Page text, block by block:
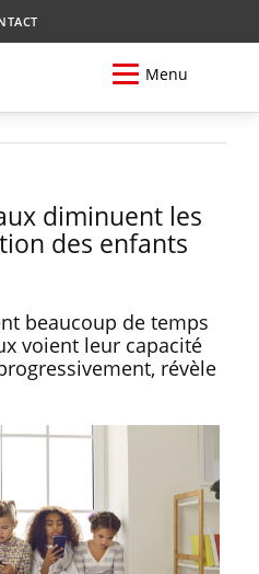
Menu
diminuent les
des enfants
beaucoup de temps
voient leur capacité
révèle